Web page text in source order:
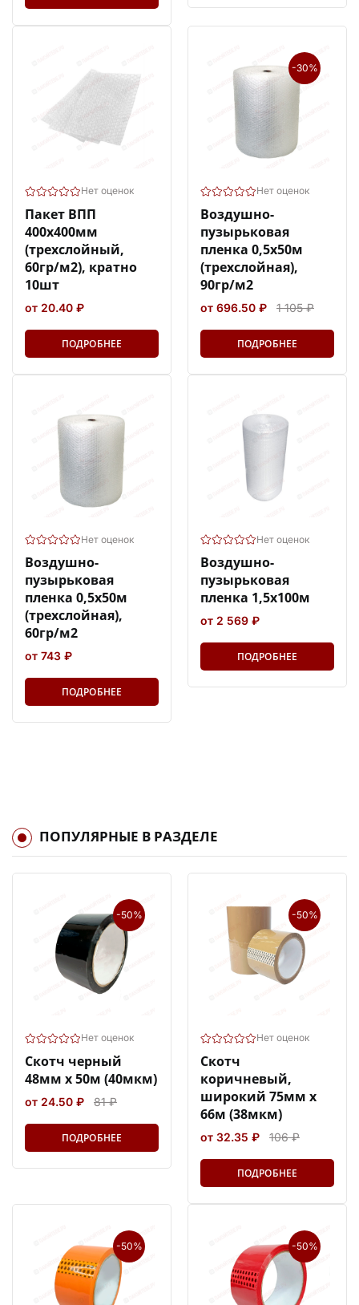
Нет оценок
Пакет ВПП
400х400мм
(трехслойный,
60гр/м2), кратно
10шт
от 20.40 ₽
ПОДРОБНЕЕ
-30%
Нет оценок
Воздушно-
пузырьковая
пленка 0,5х50м
(трехслойная),
90гр/м2
от 696.50 ₽ 1 105 ₽
ПОДРОБНЕЕ
Нет оценок
Воздушно-
пузырьковая
пленка 0,5х50м
(трехслойная),
60гр/м2
от 743 ₽
ПОДРОБНЕЕ
Нет оценок
Воздушно-
пузырьковая
пленка 1,5х100м
от 2 569 ₽
ПОДРОБНЕЕ
ПОПУЛЯРНЫЕ В РАЗДЕЛЕ
-50%
Нет оценок
Скотч черный
48мм х 50м (40мкм)
от 24.50 ₽ 81 ₽
ПОДРОБНЕЕ
-50%
Нет оценок
Скотч
коричневый,
широкий 75мм х
66м (38мкм)
от 32.35 ₽ 106 ₽
ПОДРОБНЕЕ
-50% -50%